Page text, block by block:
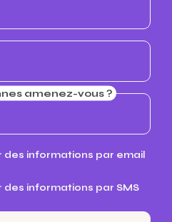
amenez-vous ?
informations par email
informations par SMS